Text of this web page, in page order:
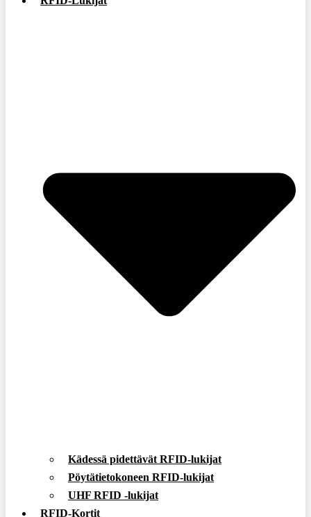
Kädessä pidettävät RFID-lukijat
Pöytätietokoneen RFID-lukijat
UHF RFID -lukijat
RFID-Kortit